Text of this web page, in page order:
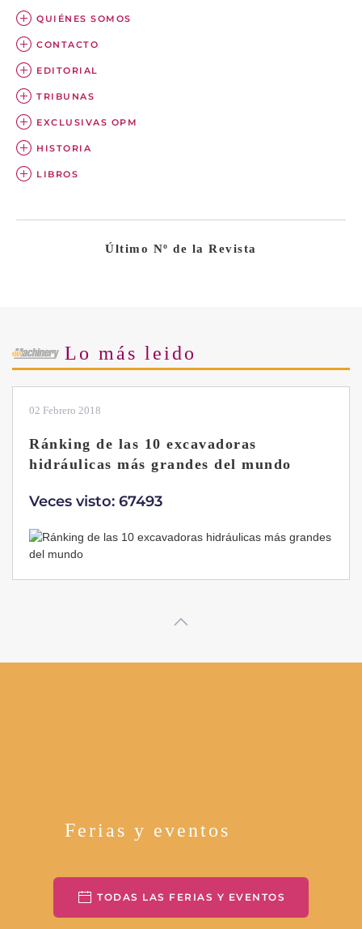
QUIÉNES SOMOS
CONTACTO
EDITORIAL
TRIBUNAS
EXCLUSIVAS OPM
HISTORIA
LIBROS
Último Nº de la Revista
Lo más leido
02 Febrero 2018
Ránking de las 10 excavadoras
hidráulicas más grandes del mundo
Veces visto: 67493
Ferias y eventos
TODAS LAS FERIAS Y EVENTOS